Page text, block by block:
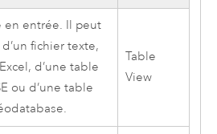
en entrée. Il peut
d’un fichier texte,
d’une table
ou d’une table
Table
View